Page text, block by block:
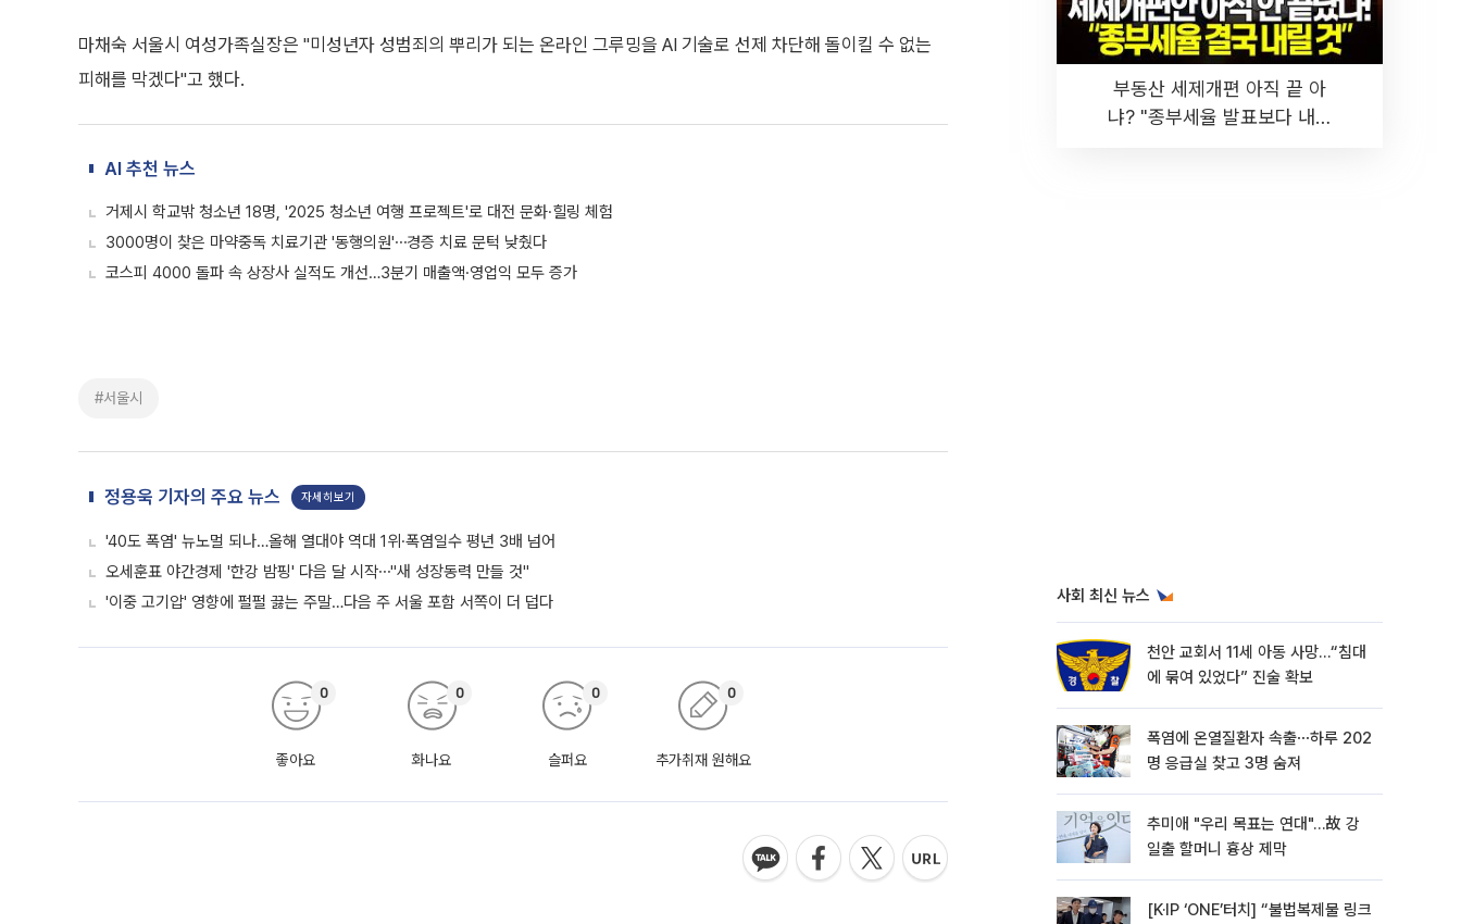
마채숙 서울시 여성가족실장은 "미성년자 성범죄의 뿌리가 되는 온라인 그루밍을 AI 기술로 선제 차단해 돌이킬 수 없는
피해를 막겠다"고 했다.
AI 추천 뉴스
거제시 학교밖 청소년 18명, '2025 청소년 여행 프로젝트'로 대전 문화·힐링 체험
3000명이 찾은 마약중독 치료기관 '동행의원'⋯경증 치료 문턱 낮췄다
코스피 4000 돌파 속 상장사 실적도 개선…3분기 매출액·영업익 모두 증가
#서울시
정용욱 기자의 주요 뉴스 자세히보기
'40도 폭염' 뉴노멀 되나…올해 열대야 역대 1위·폭염일수 평년 3배 넘어
오세훈표 야간경제 '한강 밤핑' 다음 달 시작⋯"새 성장동력 만들 것"
'이중 고기압' 영향에 펄펄 끓는 주말…다음 주 서울 포함 서쪽이 더 덥다
좋아요
0
화나요
0
슬퍼요
0
추가취재 원해요
0
부동산 세제개편 아직 끝 아
냐? "종부세율 발표보다 내릴
사회 최신 뉴스
천안 교회서 11세 아동 사망…“침대
에 묶여 있었다” 진술 확보
폭염에 온열질환자 속출⋯하루 202
명 응급실 찾고 3명 숨져
추미애 "우리 목표는 연대"…故 강
일출 할머니 흉상 제막
[K·IP ‘ONE’터치] “불법복제물 링크